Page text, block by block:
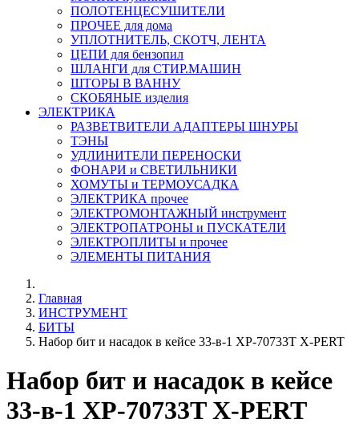
ПОЛОТЕНЦЕСУШИТЕЛИ
ПРОЧЕЕ для дома
УПЛОТНИТЕЛЬ, СКОТЧ, ЛЕНТА
ЦЕПИ для бензопил
ШЛАНГИ для СТИР.МАШИН
ШТОРЫ В ВАННУ
СКОБЯНЫЕ изделия
ЭЛЕКТРИКА
РАЗВЕТВИТЕЛИ АДАПТЕРЫ ШНУРЫ
ТЭНЫ
УДЛИНИТЕЛИ ПЕРЕНОСКИ
ФОНАРИ и СВЕТИЛЬНИКИ
ХОМУТЫ и ТЕРМОУСАДКА
ЭЛЕКТРИКА прочее
ЭЛЕКТРОМОНТАЖНЫЙ инструмент
ЭЛЕКТРОПАТРОНЫ и ПУСКАТЕЛИ
ЭЛЕКТРОПЛИТЫ и прочее
ЭЛЕМЕНТЫ ПИТАНИЯ
Главная
ИНСТРУМЕНТ
БИТЫ
Набор бит и насадок в кейсе 33-в-1 XP-70733T X-PERT
Набор бит и насадок в кейсе
33-в-1 XP-70733T X-PERT